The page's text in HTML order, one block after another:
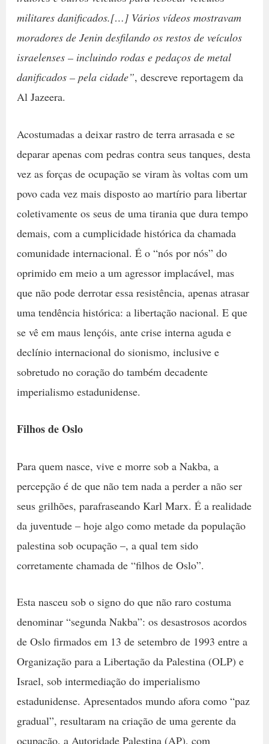
militares danificados.[…] Vários vídeos mostravam
moradores de Jenin desfilando os restos de veículos
israelenses – incluindo rodas e pedaços de metal
danificados – pela cidade”, descreve reportagem da
Al Jazeera.
Acostumadas a deixar rastro de terra arrasada e se
deparar apenas com pedras contra seus tanques, desta
vez as forças de ocupação se viram às voltas com um
povo cada vez mais disposto ao martírio para libertar
coletivamente os seus de uma tirania que dura tempo
demais, com a cumplicidade histórica da chamada
comunidade internacional. É o “nós por nós” do
oprimido em meio a um agressor implacável, mas
que não pode derrotar essa resistência, apenas atrasar
uma tendência histórica: a libertação nacional. E que
se vê em maus lençóis, ante crise interna aguda e
declínio internacional do sionismo, inclusive e
sobretudo no coração do também decadente
imperialismo estadunidense.
Filhos de Oslo
Para quem nasce, vive e morre sob a Nakba, a
percepção é de que não tem nada a perder a não ser
seus grilhões, parafraseando Karl Marx. É a realidade
da juventude – hoje algo como metade da população
palestina sob ocupação –, a qual tem sido
corretamente chamada de “filhos de Oslo”.
Esta nasceu sob o signo do que não raro costuma
denominar “segunda Nakba”: os desastrosos acordos
de Oslo firmados em 13 de setembro de 1993 entre a
Organização para a Libertação da Palestina (OLP) e
Israel, sob intermediação do imperialismo
estadunidense. Apresentados mundo afora como “paz
gradual”, resultaram na criação de uma gerente da
ocupação, a Autoridade Palestina (AP), com